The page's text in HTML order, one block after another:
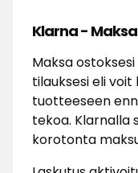
Klarna -
Maksa
tilauksesi eli
tuotteeseen
tekoa. Klarnalla
korotonta